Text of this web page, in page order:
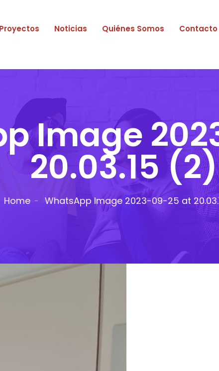
Proyectos Noticias Quiénes Somos Contacto
Image
20.03.15 (2)
Home WhatsApp Image 2023-09-25 at